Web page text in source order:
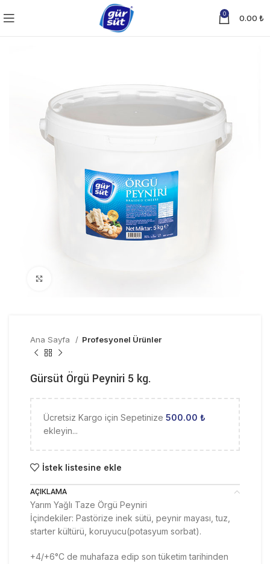
0 0.00 ₺
Ana Sayfa Profesyonel Ürünler
Gürsüt Örgü Peyniri 5 kg.
Ücretsiz Kargo için Sepetinize 500.00 ₺
ekleyin...
İstek listesine ekle
AÇIKLAMA
Yarım Yağlı Taze Örgü Peyniri
İçindekiler: Pastörize inek sütü, peynir mayası, tuz,
starter kültürü, koruyucu(potasyum sorbat).
+4/+6°C de muhafaza edip son tüketim tarihinden